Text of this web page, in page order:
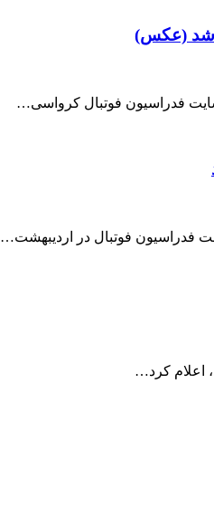
شد (عکس)
فدراسیون فوتبال کرواسی…
فدراسیون فوتبال در اردیبهشت…
اعلام کرد…